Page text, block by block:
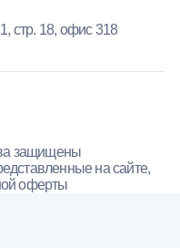
стр. 18, офис 318
защищены
на сайте,
оферты